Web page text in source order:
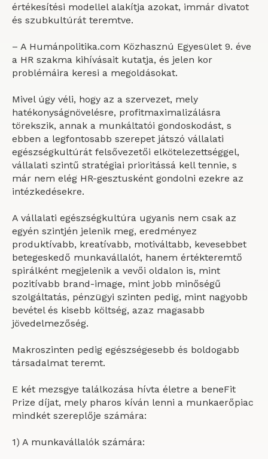
értékesítési modellel alakítja azokat, immár divatot
és szubkultúrát teremtve.
– A Humánpolitika.com Közhasznú Egyesület 9. éve
a HR szakma kihívásait kutatja, és jelen kor
problémáira keresi a megoldásokat.
Mivel úgy véli, hogy az a szervezet, mely
hatékonyságnövelésre, profitmaximalizálásra
törekszik, annak a munkáltatói gondoskodást, s
ebben a legfontosabb szerepet játszó vállalati
egészségkultúrát felsővezetői elkötelezettséggel,
vállalati szintű stratégiai prioritássá kell tennie, s
már nem elég HR-gesztusként gondolni ezekre az
intézkedésekre.
A vállalati egészségkultúra ugyanis nem csak az
egyén szintjén jelenik meg, eredményez
produktívabb, kreatívabb, motiváltabb, kevesebbet
betegeskedő munkavállalót, hanem értékteremtő
spirálként megjelenik a vevői oldalon is, mint
pozitívabb brand-image, mint jobb minőségű
szolgáltatás, pénzügyi szinten pedig, mint nagyobb
bevétel és kisebb költség, azaz magasabb
jövedelmezőség.
Makroszinten pedig egészségesebb és boldogabb
társadalmat teremt.
E két mezsgye találkozása hívta életre a beneFit
Prize díjat, mely pharos kíván lenni a munkaerőpiac
mindkét szereplője számára:
1) A munkavállalók számára: